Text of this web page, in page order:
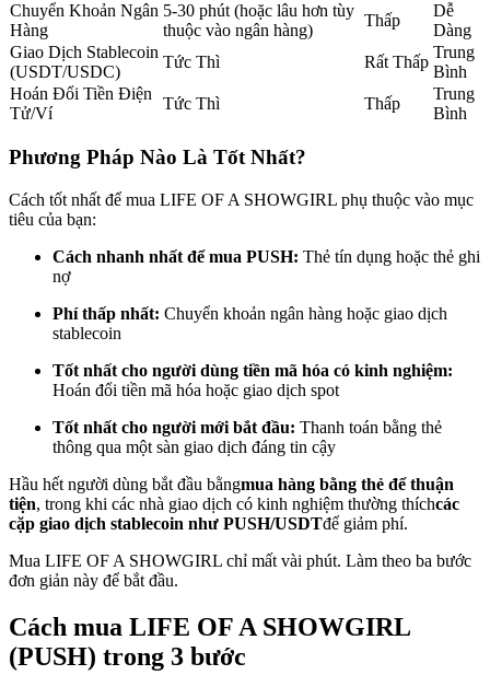
Trở thành Nhà giao dịch Sao chép
Thông tin
Phân tích dữ liệu lớn bao gồm thông tin giao dịch, v.v.
Chuyển Khoản Ngân
Hàng
5-30 phút (hoặc lâu hơn tùy
thuộc vào ngân hàng)
Thấp
Dễ
Dàng
Giao Dịch Stablecoin
(USDT/USDC)
Tức Thì Rất Thấp
Trung
Bình
Hoán Đổi Tiền Điện
Tử/Ví
Tức Thì Thấp
Trung
Bình
Phương Pháp Nào Là Tốt Nhất?
Cách tốt nhất để mua LIFE OF A SHOWGIRL phụ thuộc vào mục
tiêu của bạn:
Cách nhanh nhất để mua PUSH: Thẻ tín dụng hoặc thẻ ghi
nợ
Phí thấp nhất: Chuyển khoản ngân hàng hoặc giao dịch
stablecoin
Tốt nhất cho người dùng tiền mã hóa có kinh nghiệm:
Hoán đổi tiền mã hóa hoặc giao dịch spot
Tốt nhất cho người mới bắt đầu: Thanh toán bằng thẻ
thông qua một sàn giao dịch đáng tin cậy
Hầu hết người dùng bắt đầu bằngmua hàng bằng thẻ để thuận
tiện, trong khi các nhà giao dịch có kinh nghiệm thường thíchcác
cặp giao dịch stablecoin như PUSH/USDTđể giảm phí.
Mua LIFE OF A SHOWGIRL chỉ mất vài phút. Làm theo ba bước
đơn giản này để bắt đầu.
Cách mua LIFE OF A SHOWGIRL
(PUSH) trong 3 bước